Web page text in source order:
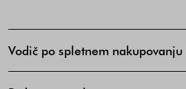
Vodič po spletnem nakupovanju